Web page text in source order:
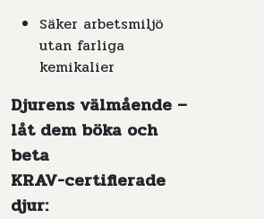
Säker arbetsmiljö
utan farliga
kemikalier
Djurens välmående –
låt dem böka och
beta
KRAV-certifierade
djur: